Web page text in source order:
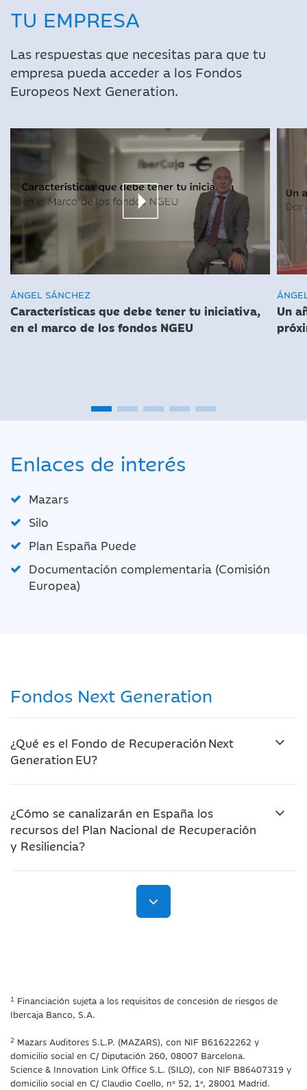
TU EMPRESA
Las respuestas que necesitas para que tu
empresa pueda acceder a los Fondos
Europeos Next Generation.
ÁNGEL SÁNCHEZ
Características que debe tener tu iniciativa,
en el marco de los fondos NGEU
Un
Enlaces de interés
Mazars
Silo
Plan España Puede
Documentación complementaria (Comisión
Europea)
Fondos Next Generation
¿Qué es el Fondo de Recuperación Next
Generation EU?
¿Cómo se canalizarán en España los
recursos del Plan Nacional de Recuperación
y Resiliencia?
1 Financiación sujeta a los requisitos de concesión de riesgos de
Ibercaja Banco, S.A.
2 Mazars Auditores S.L.P. (MAZARS), con NIF B61622262 y
domicilio social en C/ Diputación 260, 08007 Barcelona.
Science & Innovation Link Office S.L. (SILO), con NIF B86407319 y
domicilio social en C/ Claudio Coello, nº 52, 1º, 28001 Madrid.